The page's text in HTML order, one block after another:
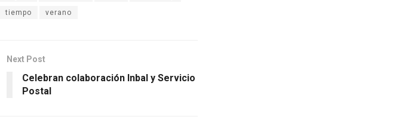
tiempo verano
Next Post
Celebran colaboración Inbal y Servicio
Postal